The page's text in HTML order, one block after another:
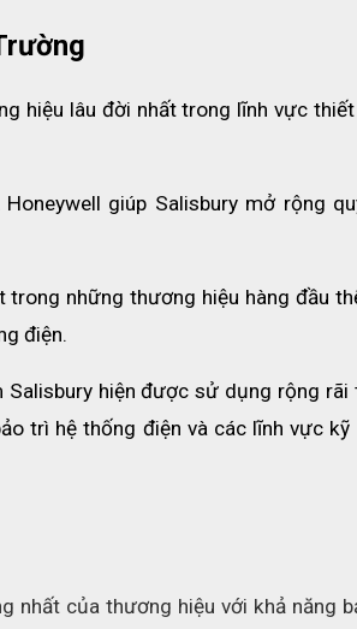
hiệu lâu đời nhất trong lĩnh vực
giúp Salisbury mở rộng
trong những thương hiệu hàng đầu
điện.
Salisbury hiện được sử dụng rộng rãi
trì hệ thống điện và các lĩnh vực kỹ
nhất của thương hiệu với khả năng